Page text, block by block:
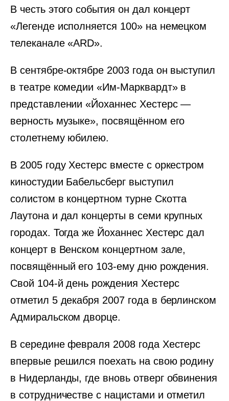
В честь этого события он дал концерт
«Легенде исполняется 100» на немецком
телеканале «ARD».
В сентябре-октябре 2003 года он выступил
в театре комедии «Им-Марквардт» в
представлении «Йоханнес Хестерс —
верность музыке», посвящённом его
столетнему юбилею.
В 2005 году Хестерс вместе с оркестром
киностудии Бабельсберг выступил
солистом в концертном турне Скотта
Лаутона и дал концерты в семи крупных
городах. Тогда же Йоханнес Хестерс дал
концерт в Венском концертном зале,
посвящённый его 103-ему дню рождения.
Свой 104-й день рождения Хестерс
отметил 5 декабря 2007 года в берлинском
Адмиральском дворце.
В середине февраля 2008 года Хестерс
впервые решился поехать на свою родину
в Нидерланды, где вновь отверг обвинения
в сотрудничестве с нацистами и отметил